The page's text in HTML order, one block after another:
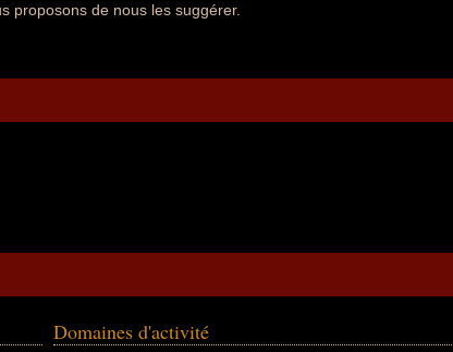
proposons de nous les suggérer.
Domaines d'activité